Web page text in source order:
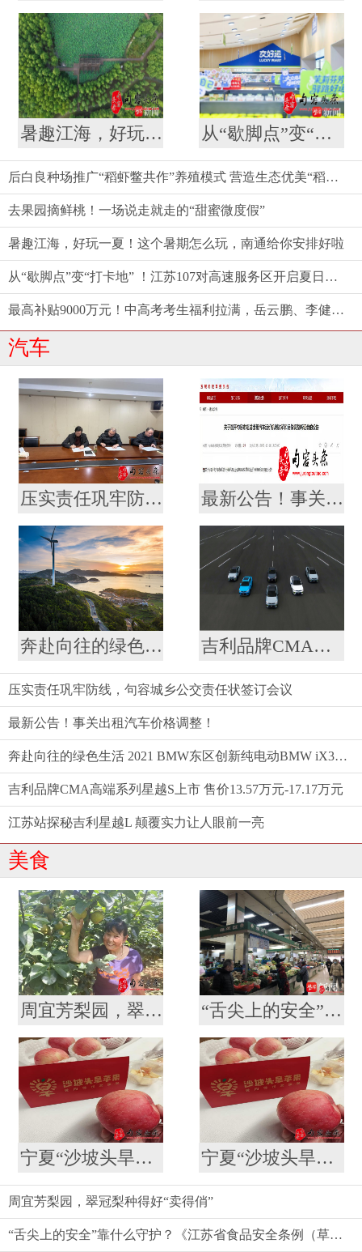
暑趣江海，好玩一夏！这个暑期怎么玩，南通给你安排好啦 从“歇脚点”变“打卡地” ！江苏107对高速服务区开启夏日消费新体验
后白良种场推广“稻虾鳖共作”养殖模式 营造生态优美“稻梦空间”
去果园摘鲜桃！一场说走就走的“甜蜜微度假”
暑趣江海，好玩一夏！这个暑期怎么玩，南通给你安排好啦
从“歇脚点”变“打卡地” ！江苏107对高速服务区开启夏日消费新体验
最高补贴9000万元！中高考考生福利拉满，岳云鹏、李健都来了——江苏端出端午“文旅大餐”
汽车
压实责任巩牢防线，句容城乡公交责任状签订会议 最新公告！事关出租汽车价格调整！
奔赴向往的绿色生活 2021 BMW东区创新纯电动BMW iX3仲夏格调之旅满电启程 吉利品牌CMA高端系列星越S上市 售价13.57万元-17.17万元
压实责任巩牢防线，句容城乡公交责任状签订会议
最新公告！事关出租汽车价格调整！
奔赴向往的绿色生活 2021 BMW东区创新纯电动BMW iX3仲夏格调之旅满电启程
吉利品牌CMA高端系列星越S上市 售价13.57万元-17.17万元
江苏站探秘吉利星越L 颠覆实力让人眼前一亮
美食
周宜芳梨园，翠冠梨种得好“卖得俏” “舌尖上的安全”靠什么守护？《江苏省食品安全条例（草案）》引发代表委员热议
宁夏“沙坡头旱苹果”喜登南京众彩市场 宁夏“沙坡头旱苹果”喜登南京众彩市场
周宜芳梨园，翠冠梨种得好“卖得俏”
“舌尖上的安全”靠什么守护？《江苏省食品安全条例（草案）》引发代表委员热议